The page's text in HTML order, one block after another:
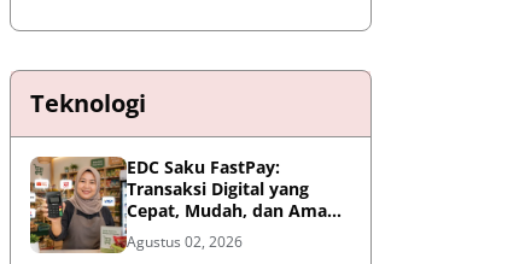
Teknologi
EDC Saku FastPay:
Transaksi Digital yang
Cepat, Mudah, dan Aman
untuk Bisnis
Agustus 02, 2026